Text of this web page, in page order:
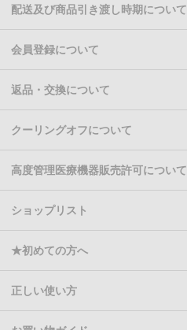
配送及び商品引き渡し時期について
会員登録について
返品・交換について
クーリングオフについて
高度管理医療機器販売許可について
ショップリスト
★初めての方へ
正しい使い方